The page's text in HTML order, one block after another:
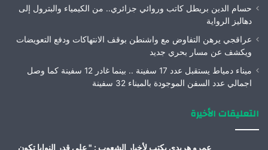
حسام الدين بريطل كاتب وروائي جزائري.. من الكيمياء والبترول إلى
دهاليز الرواية
عراقجي يرهن التفاوض مع واشنطن بوقف الانتهاكات ودفع التعويضات
ويكشف عن مسار بحري جديد
ميناء دمياط يستقبل عدد 17 سفينة .. بينما غادر 12 سفينة كما وصل
اجمالي عدد السفن الموجودة بالميناء 32 سفينة
التعليقات الأخيرة
عمرو هريدى يكتب لأخبار الشعوب : " على قدر النوايا تكون